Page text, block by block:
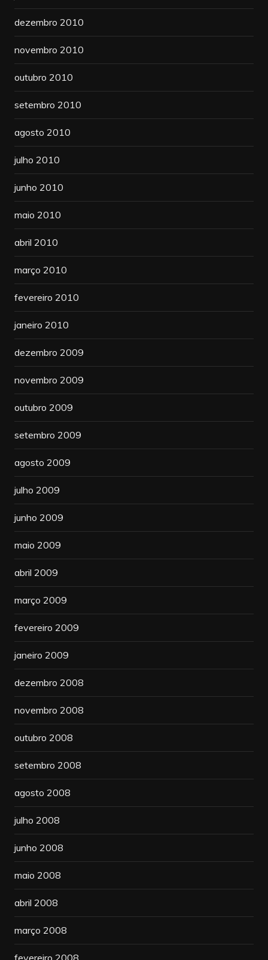
dezembro 2010
novembro 2010
outubro 2010
setembro 2010
agosto 2010
julho 2010
junho 2010
maio 2010
abril 2010
março 2010
fevereiro 2010
janeiro 2010
dezembro 2009
novembro 2009
outubro 2009
setembro 2009
agosto 2009
julho 2009
junho 2009
maio 2009
abril 2009
março 2009
fevereiro 2009
janeiro 2009
dezembro 2008
novembro 2008
outubro 2008
setembro 2008
agosto 2008
julho 2008
junho 2008
maio 2008
abril 2008
março 2008